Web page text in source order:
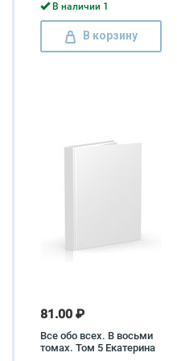
В наличии 1
В корзину
81.00 ₽
Все обо всех. В восьми
томах. Том 5 Екатерина